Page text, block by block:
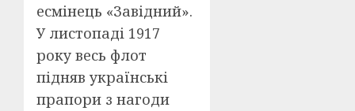
есмінець «Завідний».
У листопаді 1917
року весь флот
підняв українські
прапори з нагоди